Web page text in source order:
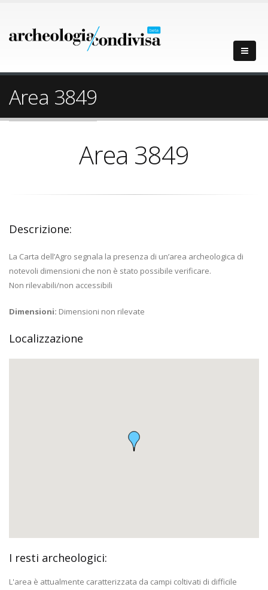
Area 3849
Area 3849
Descrizione:
La Carta dell’Agro segnala la presenza di un’area archeologica di
notevoli dimensioni che non è stato possibile verificare.
Non rilevabili/non accessibili
Dimensioni: Dimensioni non rilevate
Localizzazione
I resti archeologici:
L'area è attualmente caratterizzata da campi coltivati di difficile